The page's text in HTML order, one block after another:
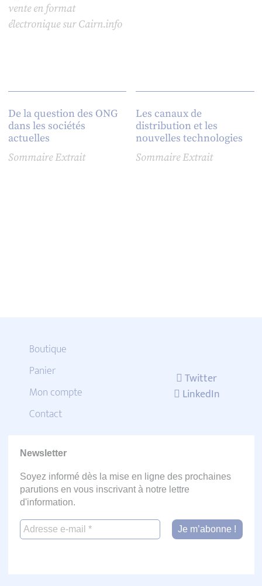
vente en format
électronique surCairn.info
De la question des ONG
dans les sociétés
actuelles
SommaireExtrait
Les canaux de
distribution et les
nouvelles technologies
SommaireExtrait
Boutique
Panier
Mon compte
Contact
Twitter
LinkedIn
Newsletter
Soyez informé dès la mise en ligne des prochaines
parutions en vous inscrivant à notre lettre
d'information.